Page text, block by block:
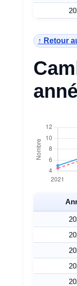
↑ Retour